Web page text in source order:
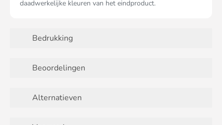
daadwerkelijke kleuren van het eindproduct.
Bedrukking
Beoordelingen
Alternatieven